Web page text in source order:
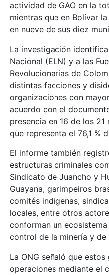
actividad de GAO en la
mientras que en Bolívar
en nueve de sus diez
La investigación
Nacional (ELN) y a las
Revolucionarias de
distintas facciones y
organizaciones con
acuerdo con el
presencia en 16 de los
que representa el 76,1 %
El informe también
estructuras criminales
Sindicato de Juancho y
Guayana, garimpeiros
comités indígenas,
locales, entre otros
conforman un
control de la minería y
La ONG señaló que
operaciones mediante el